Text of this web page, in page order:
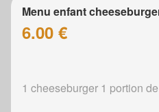
Menu enfant
6.00 €
1 cheeseburger 1 portion